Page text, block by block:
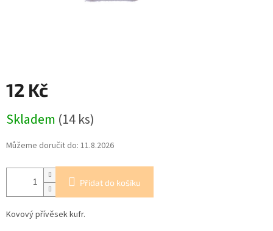
12 Kč
cena:
Skladem (14 ks)
Můžeme doručit do: 11.8.2026
Přidat do košíku
Kovový přívěsek kufr.